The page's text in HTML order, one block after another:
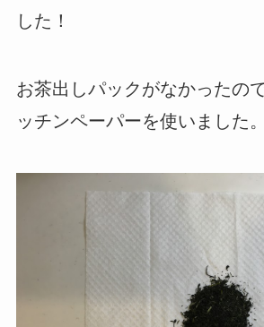
した！
お茶出しパックがなかったの
ッチンペーパーを使いました。